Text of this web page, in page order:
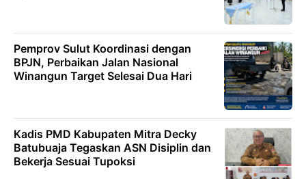
Pemprov Sulut Koordinasi dengan
BPJN, Perbaikan Jalan Nasional
Winangun Target Selesai Dua Hari
Kadis PMD Kabupaten Mitra Decky
Batubuaja Tegaskan ASN Disiplin dan
Bekerja Sesuai Tupoksi